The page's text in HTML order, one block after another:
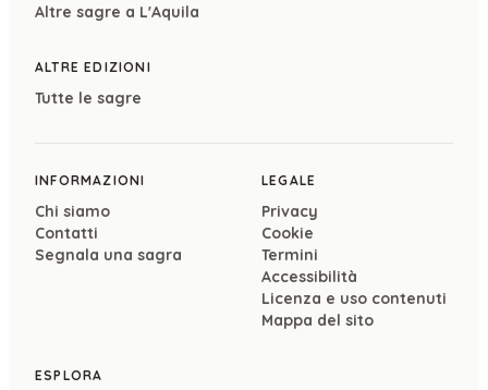
Altre sagre a L'Aquila
ALTRE EDIZIONI
Tutte le sagre
INFORMAZIONI
Chi siamo
Contatti
Segnala una sagra
LEGALE
Privacy
Cookie
Termini
Accessibilità
Licenza e uso contenuti
Mappa del sito
ESPLORA